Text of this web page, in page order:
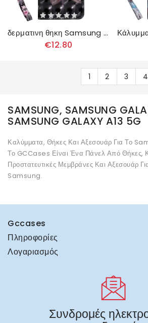
δερματινη θηκη Samsung Galaxy A13 5G Ανθισμένα Λουλούδια
€12.80
1 2 3 4
SAMSUNG, SAMSUNG
SAMSUNG GALAXY A13 5G
Καλύμματα, Θήκες Και Αξεσουάρ Για Το
Το GCCases Είναι Ένα Πάνελ Από Θήκες,
Προστατευτικές Μεμβράνες Και Αξεσουάρ
Samsung.
Gccases
Πληροφορίες
Λογαριασμός
Συνδρομές